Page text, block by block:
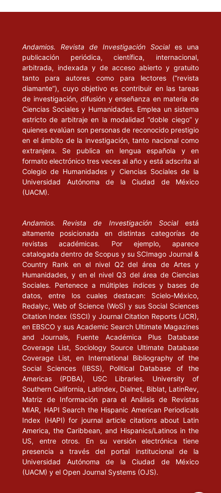
Andamios. Revista de Investigación Social es una
publicación periódica, científica, internacional,
arbitrada, indexada y de acceso abierto y gratuito
tanto para autores como para lectores (“revista
diamante”), cuyo objetivo es contribuir en las tareas
de investigación, difusión y enseñanza en materia de
Ciencias Sociales y Humanidades. Emplea un sistema
estricto de arbitraje en la modalidad “doble ciego” y
quienes evalúan son personas de reconocido prestigio
en el ámbito de la investigación, tanto nacional como
extranjera. Se publica en lengua española y en
formato electrónico tres veces al año y está adscrita al
Colegio de Humanidades y Ciencias Sociales de la
Universidad Autónoma de la Ciudad de México
(UACM).
Andamios. Revista de Investigación Socialestá
altamente posicionada en distintas categorías de
revistas académicas. Por ejemplo, aparece
catalogada dentro de Scopus y su SCImago Journal &
Country Rank en el nivel Q2 del área de Artes y
Humanidades, y en el nivel Q3 del área de Ciencias
Sociales. Pertenece a múltiples índices y bases de
datos, entre los cuales destacan: Scielo-México,
Redalyc, Web of Science (WoS) y sus Social Sciences
Citation Index (SSCI) y Journal Citation Reports (JCR),
en EBSCO y sus Academic Search Ultimate Magazines
and Journals, Fuente Académica Plus Database
Coverage List, Sociology Source Ultimate Database
Coverage List, en International Bibliography of the
Social Sciences (IBSS), Political Database of the
Americas (PDBA), USC Libraries. University of
Southern California, Latindex, Dialnet, Biblat, LatinRev,
Matriz de Información para el Análisis de Revistas
MIAR, HAPI Search the Hispanic American Periodicals
Index (HAPI) for journal article citations about Latin
America, the Caribbean, and Hispanics/Latinos in the
US, entre otros. En su versión electrónica tiene
presencia a través del portal institucional de la
Universidad Autónoma de la Ciudad de México
(UACM) y el Open Journal Systems (OJS).